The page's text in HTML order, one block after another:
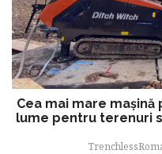
Cea mai mare
lume pentru terenuri